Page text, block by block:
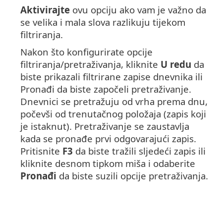
Aktivirajte ovu opciju ako vam je važno da
se velika i mala slova razlikuju tijekom
filtriranja.
Nakon što konfigurirate opcije
filtriranja/pretraživanja, kliknite U redu da
biste prikazali filtrirane zapise dnevnika ili
Pronađi da biste započeli pretraživanje.
Dnevnici se pretražuju od vrha prema dnu,
počevši od trenutačnog položaja (zapis koji
je istaknut). Pretraživanje se zaustavlja
kada se pronađe prvi odgovarajući zapis.
Pritisnite F3 da biste tražili sljedeći zapis ili
kliknite desnom tipkom miša i odaberite
Pronađi da biste suzili opcije pretraživanja.